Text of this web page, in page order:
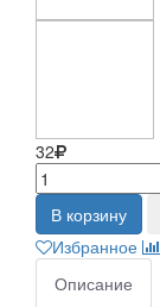
32
В корзину
Избранное
Описание